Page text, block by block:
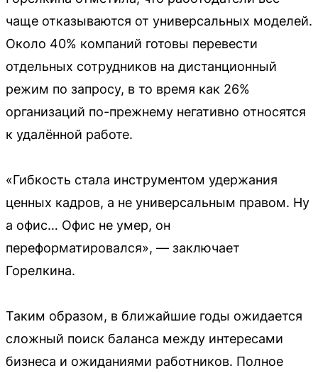
чаще отказываются от универсальных моделей.
Около 40% компаний готовы перевести
отдельных сотрудников на дистанционный
режим по запросу, в то время как 26%
организаций по-прежнему негативно относятся
к удалённой работе.
«Гибкость стала инструментом удержания
ценных кадров, а не универсальным правом. Ну
а офис… Офис не умер, он
переформатировался», — заключает
Горелкина.
Таким образом, в ближайшие годы ожидается
сложный поиск баланса между интересами
бизнеса и ожиданиями работников. Полное